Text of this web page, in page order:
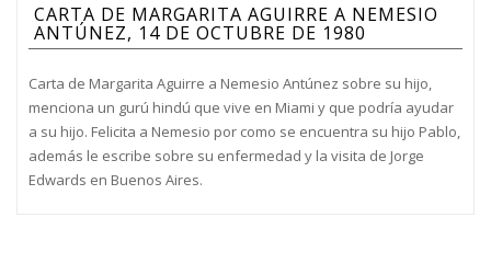
CARTA DE MARGARITA AGUIRRE A NEMESIO
ANTÚNEZ, 14 DE OCTUBRE DE 1980
Carta de Margarita Aguirre a Nemesio Antúnez sobre su hijo,
menciona un gurú hindú que vive en Miami y que podría ayudar
a su hijo. Felicita a Nemesio por como se encuentra su hijo Pablo,
además le escribe sobre su enfermedad y la visita de Jorge
Edwards en Buenos Aires.